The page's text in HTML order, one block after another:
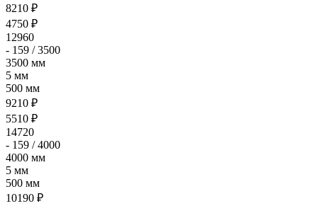
8210 ₽
4750 ₽
12960
- 159 / 3500
3500 мм
5 мм
500 мм
9210 ₽
5510 ₽
14720
- 159 / 4000
4000 мм
5 мм
500 мм
10190 ₽